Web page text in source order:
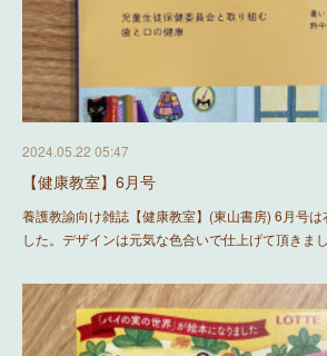
2024.05.22 05:47
【健康教室】6月号
養護教諭向け雑誌【健康教室】(東山書房) 6月号は
した。デザインは元気な色合いで仕上げて頂きま